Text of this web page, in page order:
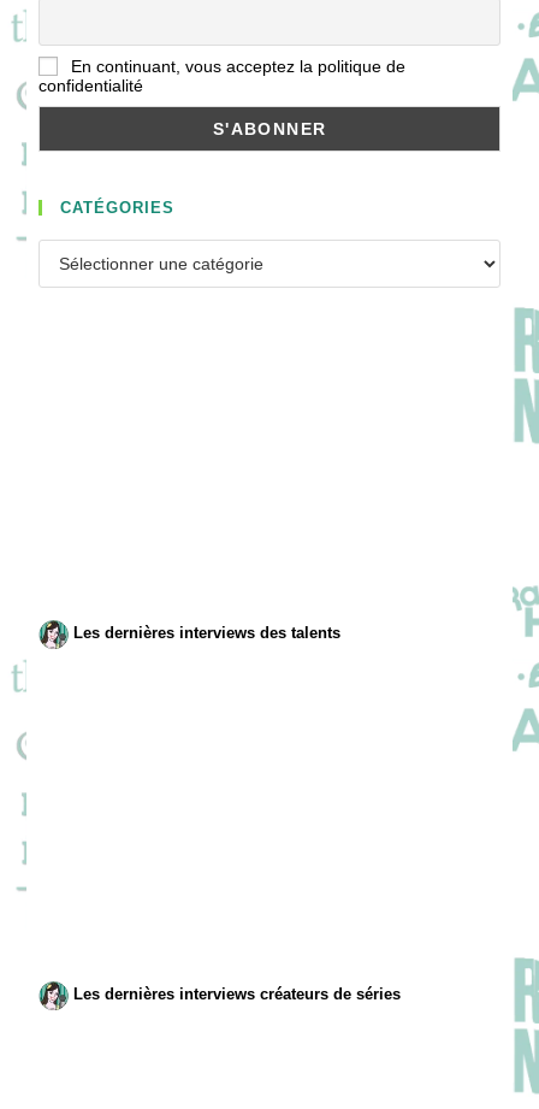
En continuant, vous acceptez la politique de
confidentialité
CATÉGORIES
Les dernières interviews des talents
Les dernières interviews créateurs de séries